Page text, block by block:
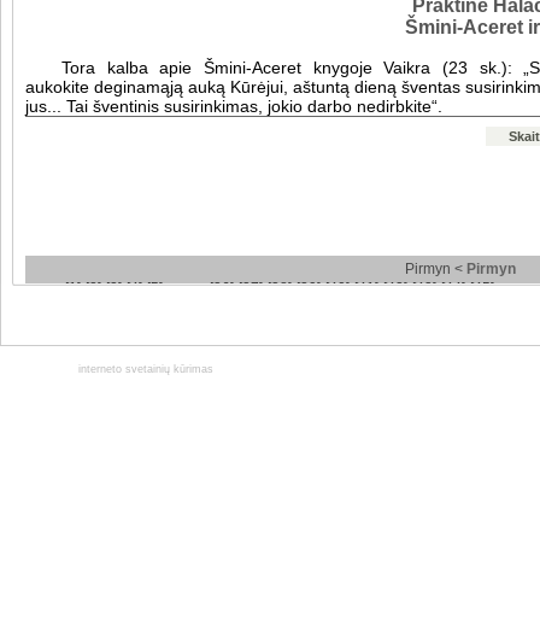
Praktinė
Šmini-Aceret
Tora kalba apie Šmini-Aceret knygoje Vaikra (23 sk.):
aukokite deginamąją auką Kūrėjui, aštuntą dieną šventas
jus... Tai šventinis susirinkimas, jokio darbo nedirbkite“.
Pirmyn < Pirmyn
<[1] [2] [3] [4] [5]... ... ...[36] [37] [38] [39] [40] [41] [42] [43] [44] [45] ... ...
interneto svetainių kūrimas